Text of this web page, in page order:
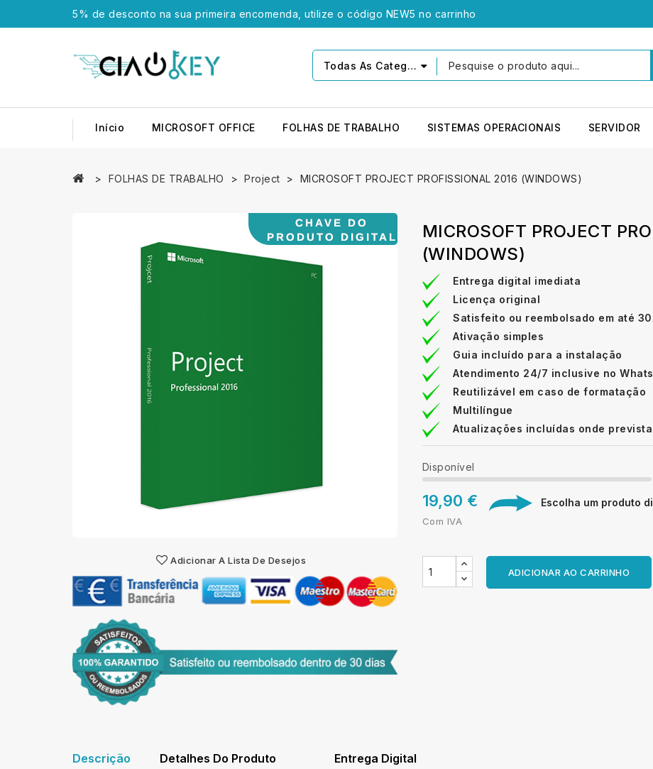
5% de desconto na sua primeira encomenda, utilize o código NEW5 no carrinho
Todas As Categorias
Início MICROSOFT OFFICE FOLHAS DE TRABALHO SISTEMAS OPERACIONAIS SERVIDOR
FOLHAS DE TRABALHO Project MICROSOFT PROJECT PROFISSIONAL 2016 (WINDOWS)
Adicionar A Lista De Desejos
MICROSOFT PROJECT
(WINDOWS)
Entrega digital imediata
Licença original
Satisfeito ou reembolsado em até
Ativação simples
Guia incluído para a instalação
Atendimento 24/7 inclusive no
Reutilizável em caso de formatação
Multilíngue
Atualizações incluídas onde
Disponível
19,90 € Escolha um produto
Com IVA
ADICIONAR AO CARRINHO
Descrição Detalhes Do Produto Entrega Digital